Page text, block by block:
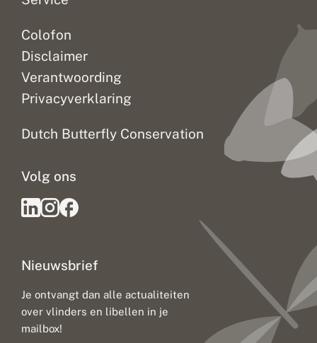
Colofon
Disclaimer
Verantwoording
Privacyverklaring
Dutch Butterfly Conservation
Nieuwsbrief
Je ontvangt dan alle actualiteiten
over vlinders en libellen in je
mailbox!
Volg ons